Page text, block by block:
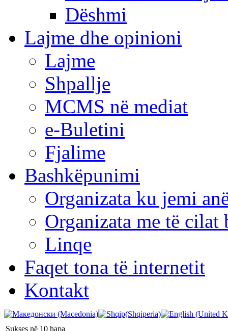
Dëshmi
Lajme dhe opinioni
Lajme
Shpallje
MCMS në mediat
e-Buletini
Fjalime
Bashkëpunimi
Organizata ku jemi
Organizata me të cilat
Linqe
Faqet tona të internetit
Kontakt
Sukses në 10 hapa